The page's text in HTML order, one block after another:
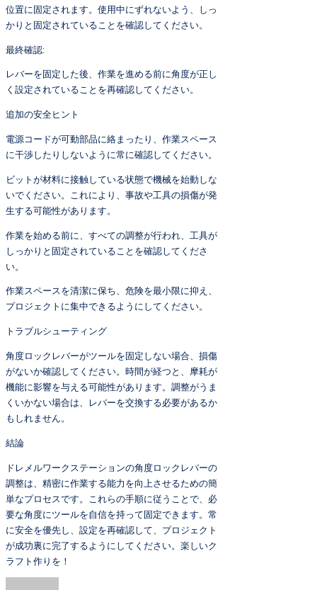
位置に固定されます。使用中にずれないよう、しっ
かりと固定されていることを確認してください。
最終確認:
レバーを固定した後、作業を進める前に角度が正し
く設定されていることを再確認してください。
追加の安全ヒント
電源コードが可動部品に絡まったり、作業スペース
に干渉したりしないように常に確認してください。
ビットが材料に接触している状態で機械を始動しな
いでください。これにより、事故や工具の損傷が発
生する可能性があります。
作業を始める前に、すべての調整が行われ、工具が
しっかりと固定されていることを確認してくださ
い。
作業スペースを清潔に保ち、危険を最小限に抑え、
プロジェクトに集中できるようにしてください。
トラブルシューティング
角度ロックレバーがツールを固定しない場合、損傷
がないか確認してください。時間が経つと、摩耗が
機能に影響を与える可能性があります。調整がうま
くいかない場合は、レバーを交換する必要があるか
もしれません。
結論
ドレメルワークステーションの角度ロックレバーの
調整は、精密に作業する能力を向上させるための簡
単なプロセスです。これらの手順に従うことで、必
要な角度にツールを自信を持って固定できます。常
に安全を優先し、設定を再確認して、プロジェクト
が成功裏に完了するようにしてください。楽しいク
ラフト作りを！